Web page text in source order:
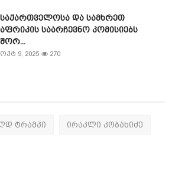
საქართველოსა და სამხრეთ
აფრიკის საარჩევნო კომისიებს
შორ...
ოქტ 9, 2025 270
ტრამპი ირაკლი კობახიძე